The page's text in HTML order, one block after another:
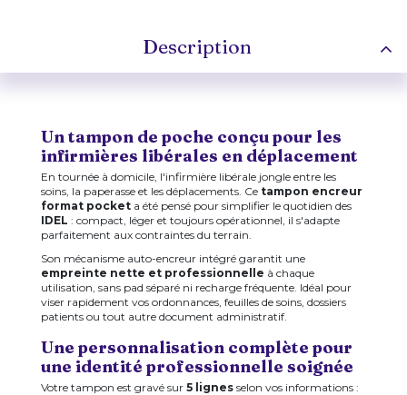
Description
Un tampon de poche conçu pour les
infirmières libérales en déplacement
En tournée à domicile, l'infirmière libérale jongle entre les
soins, la paperasse et les déplacements. Ce tampon encreur
format pocketa été pensé pour simplifier le quotidien des
IDEL : compact, léger et toujours opérationnel, il s'adapte
parfaitement aux contraintes du terrain.
Son mécanisme auto-encreur intégré garantit une
empreinte nette et professionnelle à chaque
utilisation, sans pad séparé ni recharge fréquente. Idéal pour
viser rapidement vos ordonnances, feuilles de soins, dossiers
patients ou tout autre document administratif.
Une personnalisation complète pour
une identité professionnelle soignée
Votre tampon est gravé sur 5 lignesselon vos informations :